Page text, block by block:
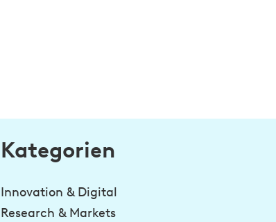
Kategorien
Innovation & Digital
Research & Markets